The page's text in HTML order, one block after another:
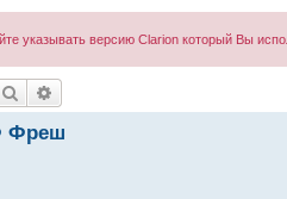
указывать версию Clarion который Вы
Поиск
Фреш